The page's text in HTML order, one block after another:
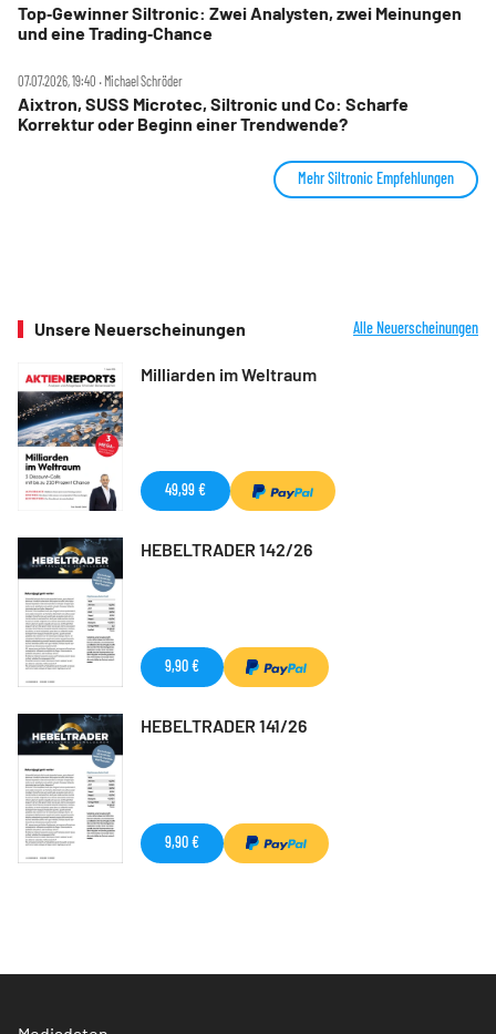
Top‑Gewinner Siltronic: Zwei Analysten, zwei Meinungen
und eine Trading‑Chance
07.07.2026, 19:40 ‧ Michael Schröder
Aixtron, SUSS Microtec, Siltronic und Co: Scharfe
Korrektur oder Beginn einer Trendwende?
Mehr Siltronic Empfehlungen
Unsere Neuerscheinungen Alle Neuerscheinungen
Milliarden im Weltraum
49,99 €
HEBELTRADER 142/26
9,90 €
HEBELTRADER 141/26
9,90 €